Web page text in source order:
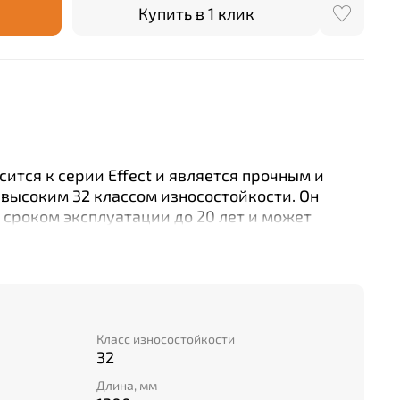
Купить в 1 клик
к серии Effect и является прочным и
32 классом износостойкости. Он
эксплуатации до 20 лет и может
в жилых, но и общественных зонах.
плотная натуральная древесно-
домашних животных.
8 мм, а комплект включает 8 единиц.
– дуб. Благодаря синхронной технике
эффектно передает древесные
Класс износостойкости
32
Длина, мм